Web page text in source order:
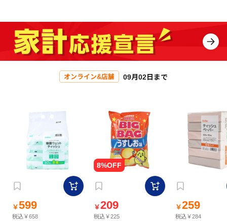
オンライン&店舗 09月02日まで
￥599
税込￥658
￥209
税込￥225
￥259
税込￥284